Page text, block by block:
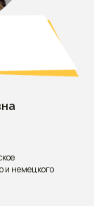
и немецкого